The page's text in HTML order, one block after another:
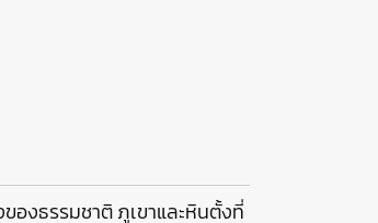
องธรรมชาติ ภูเขาและหินตั้งที่